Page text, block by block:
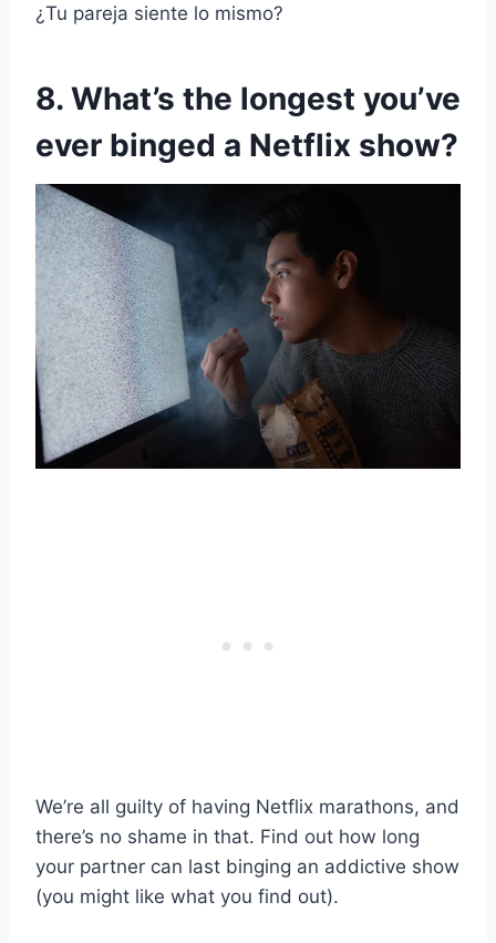
¿Tu pareja siente lo mismo?
8. What’s the longest you’ve
ever binged a Netflix show?
We’re all guilty of having Netflix marathons, and
there’s no shame in that. Find out how long
your partner can last binging an addictive show
(you might like what you find out).